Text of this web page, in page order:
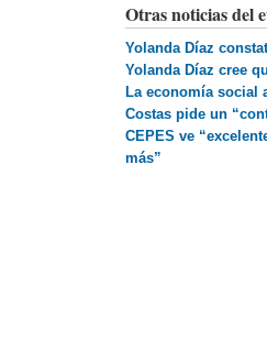
Otras noticias del
Yolanda Díaz
Yolanda Díaz cree
La economía social
Costas pide un
CEPES ve
más”